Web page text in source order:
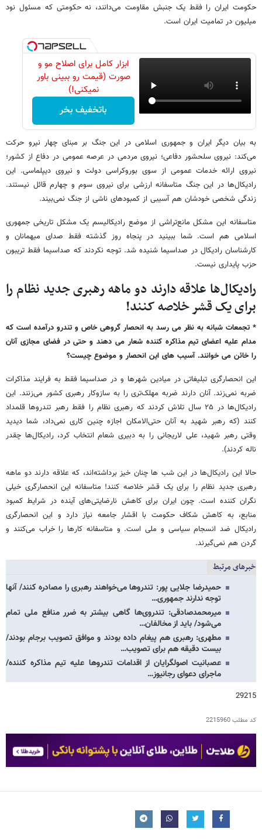
حکومت ایران را فقط یک جنبش مقاومت می‌دانند، نه حکومتی که مسئول نود
میلیون در تمامیت ایران است.
ابزار کامل برای اصلاح مو و
صورت (قیمت رو ببینی باور
نمیکنی!)
باتخفیف بخر
به بیان دیگر ایران و جمهوری اسلامی در این جنگ بر مبنای چهار نیرو حرکت
می‌کند: نیروی سلحشور دفاعی؛ نیروی مردمی در عرصه عمومی در دفاع از کشور؛
نیروی ارائه خدمات عمومی از سوی بوروکراسی دولت و نیروی دیپلماسی. این
رادیکال‌ها در این جنگ متاسفانه ارزشی برای نیروی سوم و چهارم قائل نیستند.
زندگی شخصی خودشان هم آسیبی از کمبودهای ناشی از جنگ نمی‌بیند.
متاسفانه این مشکل مانع‌تراشی از موضع رادیکالیسم یک مشکل تاریخی جمهوری
اسلامی هم است. شما ببینید در پنجاه روز گذشته فقط صدای میهمانان و
کارشناسان رادیکال در صداسیما شنیده شد. توجه نکردند که صداسیما فقط تریبون
حزب پایداری نیست.
رادیکال‌ها علاقه دارند دو ماهه رهبری جدید نظام را
برای یک قشر خلاصه کنند!
* تجمعات شبانه به نظر می رسد به انحصار گروهی خاص و تندرو درآمده است که
مدام علیه اعضای تیم مذاکره کننده شعار می دهند و حتی در فضای مجازی آنان
را خائن می خوانند. آسیب های این انحصار و موضوع چیست؟
این انحصارگری تبلیغاتی در میادین شهرها و در صداسیما فقط به فرایند مذاکرات
ضربه نمی‌زند. آنان دارند ضربه مهلک‌تری را به سازوکار رهبری کشور می‌زنند. این
رادیکال‌ها در ۲۵ سال تلاش کردند که رهبری نظام را فقط رهبر تندروها قلمداد
کنند (که رهبر شهید به آنان حتی‌الامکان اجازه چنین کاری نمی‌داد، شما دیدید
وقتی رهبر شهید، علی لاریجانی را به دبیری شعام انتخاب کرد، رادیکال‌ها چقدر
ناله کردند).
حالا این رادیکال‌ها در این شب ها چنان خیز برداشته‌اند، که علاقه دارند دو ماهه
رهبری جدید نظام را برای یک قشر خلاصه کنند! متاسفانه این انحصارگری خیلی
نگران کننده است. چون ایران برای کاهش نارضایتی‌های آینده در شرایط کمبود
منابع، به کاهش شکاف حکومت با اقشار جامعه نیاز دارد و این انحصارگری
رادیکال ضد انسجام سیاسی و ملی است. و متاسفانه کارها را خراب می‌کنند و
گردن هم نمی‌گیرند.
خبرهای مرتبط
حمیدرضا جلایی پور: تندروها می‌خواهند رهبری را مصادره کنند/ آنها
توجه ندارند جمهوری…
میرمحمدصادقی: تندروی‌ها گاهی بیشتر به ضرر منافع ملی تمام
می‌شود/ باید از مخالفان…
مطهری: رهبری هم پیغام داده بودند و موافق تصویب برجام بودند/
بیست دقیقه هم برای تصویب…
عصبانیت اصولگرایان از اقدامات تندروها علیه تیم مذاکره کننده/
ماجرای دعوای رجانیوز…
29215
کد مطلب2215960